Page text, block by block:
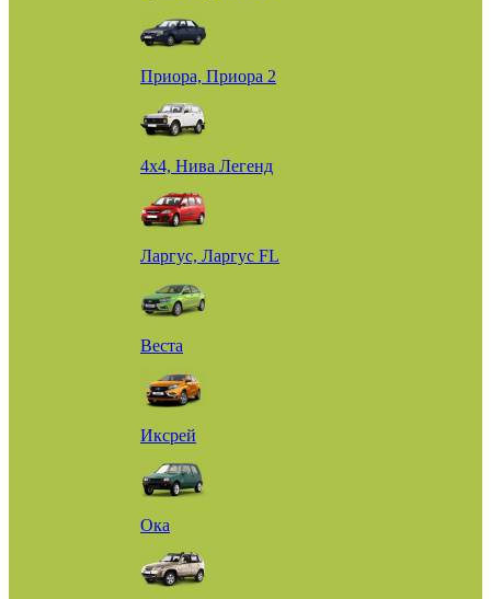
Приора, Приора 2
4х4, Нива Легенд
Ларгус, Ларгус FL
Веста
Иксрей
Ока